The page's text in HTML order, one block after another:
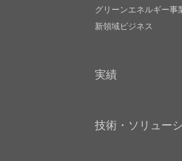
グリーンエネルギー事
新領域ビジネス
実績
技術・ソリュー